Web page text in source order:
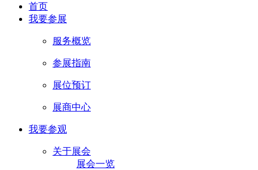
首页
我要参展
服务概览
参展指南
展位预订
展商中心
我要参观
关于展会
展会一览